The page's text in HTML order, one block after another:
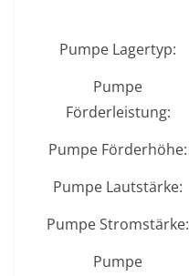
Pumpe Lagertyp:
Pumpe
Förderleistung:
Pumpe Förderhöhe:
Pumpe Lautstärke:
Pumpe Stromstärke:
Pumpe